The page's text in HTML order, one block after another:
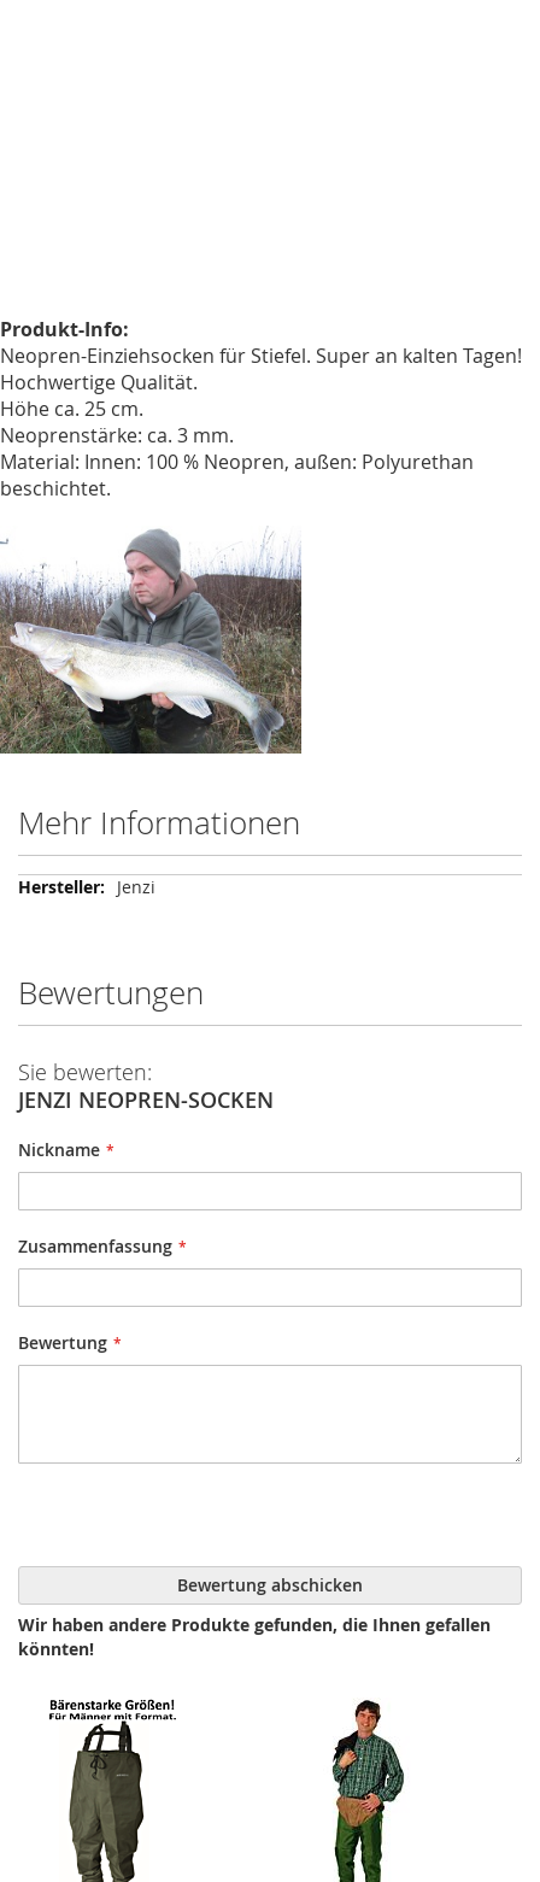
Produkt-Info:
Neopren-Einziehsocken für Stiefel. Super an kalten Tagen!
Hochwertige Qualität.
Höhe ca. 25 cm.
Neoprenstärke: ca. 3 mm.
Material: Innen: 100 % Neopren, außen: Polyurethan
beschichtet.
Mehr Informationen
Mehr
Jenzi
Bewertungen
Sie bewerten:
JENZI NEOPREN-SOCKEN
Nickname
Zusammenfassung
Bewertung
Bewertung abschicken
Wir haben andere Produkte gefunden, die Ihnen gefallen
könnten!